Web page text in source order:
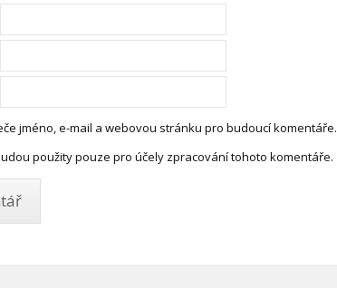
jméno, e-mail a webovou stránku pro budoucí komentáře.
použity pouze pro účely zpracování tohoto komentáře.